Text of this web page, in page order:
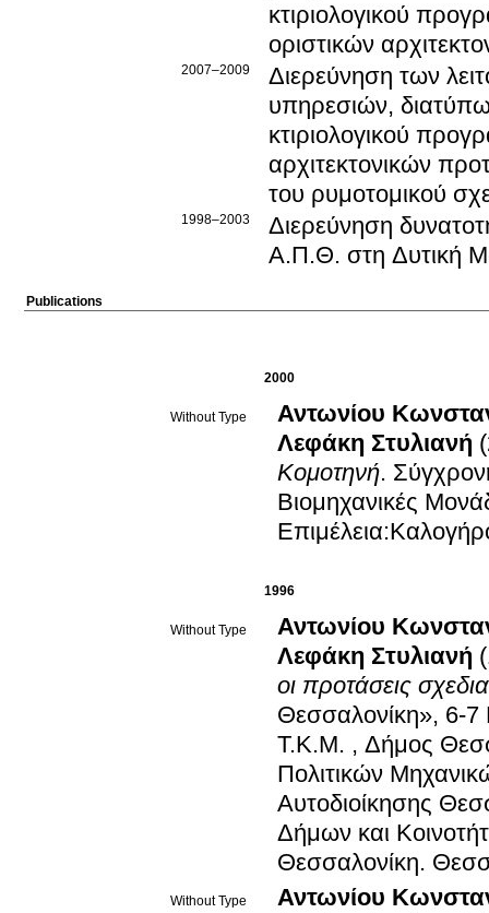
κτιριολογικού
οριστικών
2007–2009
Διερεύνηση των
υπηρεσιών,
κτιριολογικού
αρχιτεκτονικών
του ρυμοτομικού
1998–2003
Διερεύνηση
Α.Π.Θ. στη Δυτική
Publications
2000
Without Type
Αντωνίου
Λεφάκη Στυλιανή
Κομοτηνή.
Βιομηχανικές
1996
Without Type
Αντωνίου
Λεφάκη Στυλιανή
οι προτάσεις
Θεσσαλονίκη», 6-
Τ.Κ.Μ. , Δήμος
Πολιτικών
Αυτοδιοίκησης
Δήμων και
Θεσσαλονίκη.
Without Type
Αντωνίου